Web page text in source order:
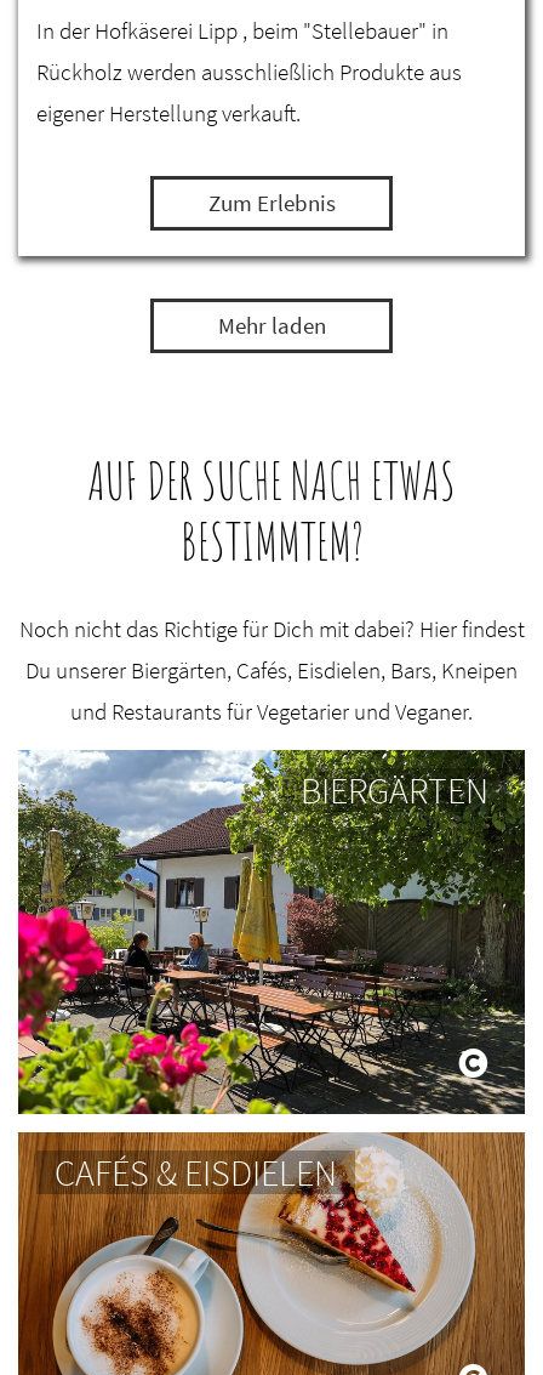
In der Hofkäserei Lipp , beim "Stellebauer" in
Rückholz werden ausschließlich Produkte aus
eigener Herstellung verkauft.
Zum Erlebnis
Mehr laden
AUF DER SUCHE NACH ETWAS
BESTIMMTEM?
Noch nicht das Richtige für Dich mit dabei? Hier findest
Du unserer Biergärten, Cafés, Eisdielen, Bars, Kneipen
und Restaurants für Vegetarier und Veganer.
BIERGÄRTEN
CAFÉS & EISDIELEN